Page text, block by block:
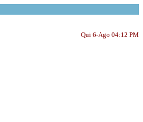
Qui 6-Ago 04:12 PM